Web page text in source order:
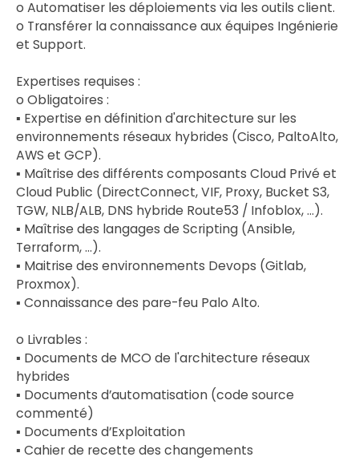
o Automatiser les déploiements via les outils client.
o Transférer la connaissance aux équipes Ingénierie
et Support.
Expertises requises :
o Obligatoires :
▪ Expertise en définition d'architecture sur les
environnements réseaux hybrides (Cisco, PaltoAlto,
AWS et GCP).
▪ Maîtrise des différents composants Cloud Privé et
Cloud Public (DirectConnect, VIF, Proxy, Bucket S3,
TGW, NLB/ALB, DNS hybride Route53 / Infoblox, …).
▪ Maîtrise des langages de Scripting (Ansible,
Terraform, …).
▪ Maitrise des environnements Devops (Gitlab,
Proxmox).
▪ Connaissance des pare-feu Palo Alto.
o Livrables :
▪ Documents de MCO de l'architecture réseaux
hybrides
▪ Documents d’automatisation (code source
commenté)
▪ Documents d’Exploitation
▪ Cahier de recette des changements